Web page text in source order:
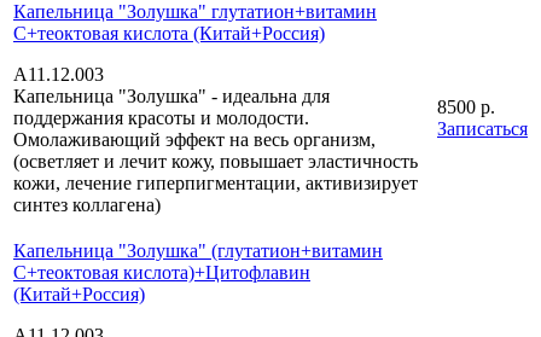
Капельница "Золушка" глутатион+витамин
С+теоктовая кислота (Китай+Россия)
А11.12.003
Капельница "Золушка" - идеальна для
поддержания красоты и молодости.
Омолаживающий эффект на весь организм,
(осветляет и лечит кожу, повышает эластичность
кожи, лечение гиперпигментации, активизирует
синтез коллагена)
8500 р.
Записаться
Капельница "Золушка" (глутатион+витамин
С+теоктовая кислота)+Цитофлавин
(Китай+Россия)